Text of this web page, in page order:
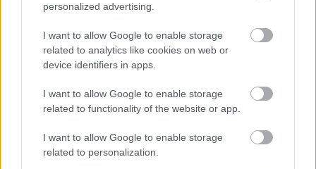
personalized advertising.
I want to allow Google to enable storage
related to analytics like cookies on web or
device identifiers in apps.
I want to allow Google to enable storage
related to functionality of the website or app.
I want to allow Google to enable storage
related to personalization.